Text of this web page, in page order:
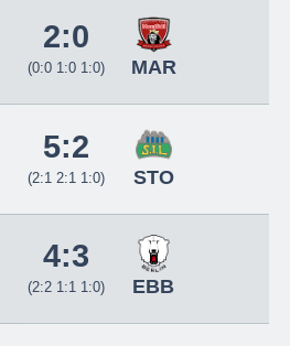
2:0
(0:0 1:0 1:0) MAR
5:2
(2:1 2:1 1:0) STO
4:3
(2:2 1:1 1:0) EBB